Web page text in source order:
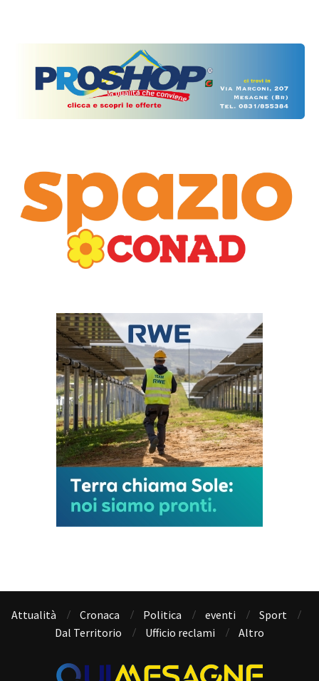
Attualità Cronaca Politica eventi
Sport
Dal Territorio
Ufficio reclami Altro